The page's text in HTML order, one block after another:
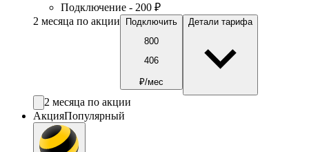
Подключение - 200 ₽
2 месяца по акции
Подключить
800
406
₽/мес
Детали тарифа
2 месяца по акции
АкцияПопулярный